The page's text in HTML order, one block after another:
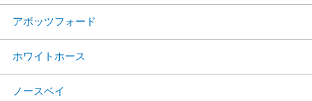
アボッツフォード
ホワイトホース
ノースベイ